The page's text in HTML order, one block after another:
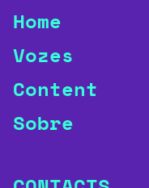
Home
Vozes
Content
Sobre